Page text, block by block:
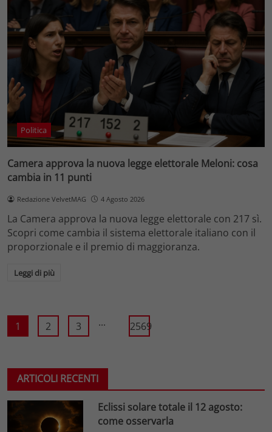
Politica
Camera approva la nuova legge elettorale Meloni: cosa
cambia in 11 punti
Redazione VelvetMAG 4 Agosto 2026
La Camera approva la nuova legge elettorale con 217 sì.
Scopri come cambia il sistema elettorale italiano con il
proporzionale e il premio di maggioranza.
Leggi di più
1 2 3 ... 2569
ARTICOLI RECENTI
Eclissi solare totale il 12 agosto:
come osservarla